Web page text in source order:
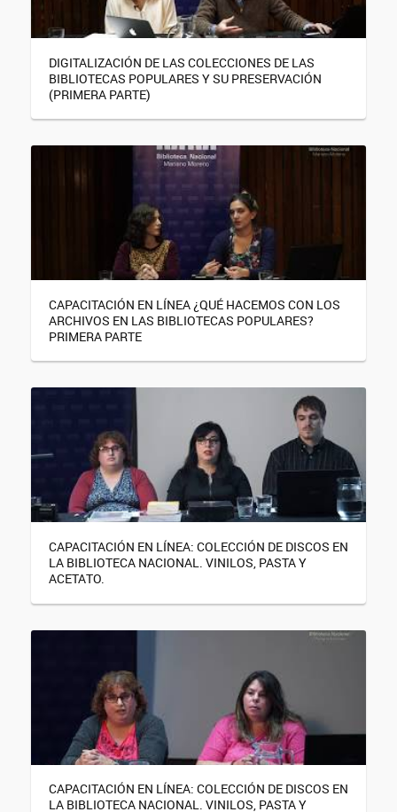
DIGITALIZACIÓN DE LAS COLECCIONES DE LAS
BIBLIOTECAS POPULARES Y SU PRESERVACIÓN
(PRIMERA PARTE)
CAPACITACIÓN EN LÍNEA ¿QUÉ HACEMOS CON LOS
ARCHIVOS EN LAS BIBLIOTECAS POPULARES?
PRIMERA PARTE
CAPACITACIÓN EN LÍNEA: COLECCIÓN DE DISCOS EN
LA BIBLIOTECA NACIONAL. VINILOS, PASTA Y
ACETATO.
CAPACITACIÓN EN LÍNEA: COLECCIÓN DE DISCOS EN
LA BIBLIOTECA NACIONAL. VINILOS, PASTA Y